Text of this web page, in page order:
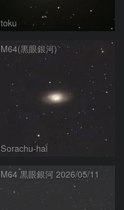
toku
M64(黒眼銀河)
Sorachu-hai
M64 黒眼銀河 2026/05/11